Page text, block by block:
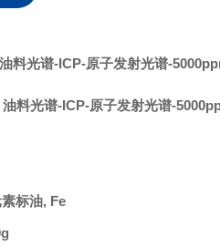
料光谱-ICP-原子发射光谱-5
料光谱-ICP-原子发射光谱-5
标油, Fe